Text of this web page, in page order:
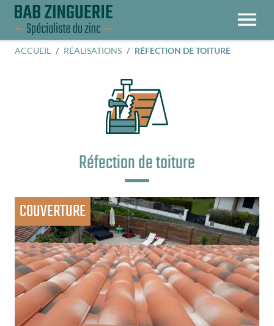
ACCUEIL
RÉALISATIONS RÉFECTION DE TOITURE
Réfection de toiture
COUVERTURE